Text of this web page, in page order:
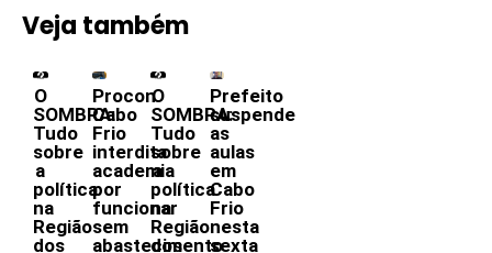
Veja também
O
SOMBRA:
Tudo
sobre
a
política
na
Região
dos
Procon
Cabo
Frio
interdita
academia
por
funcionar
sem
abastecimento
O
SOMBRA:
Tudo
sobre
a
política
na
Região
dos
Prefeito
suspende
as
aulas
em
Cabo
Frio
nesta
sexta